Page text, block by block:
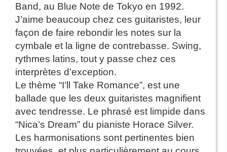
Band, au Blue Note de Tokyo en 1992.
J’aime beaucoup chez ces guitaristes, leur
façon de faire rebondir les notes sur la
cymbale et la ligne de contrebasse. Swing,
rythmes latins, tout y passe chez ces
interprètes d’exception.
Le thème “I’ll Take Romance”, est une
ballade que les deux guitaristes magnifient
avec tendresse. Le phrasé est limpide dans
“Nica’s Dream” du pianiste Horace Silver.
Les harmonisations sont pertinentes bien